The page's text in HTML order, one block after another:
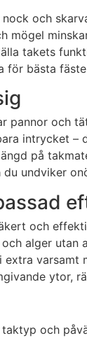
och
takets
för bästa
pannor och
intrycket –
på
undviker
och
alger utan
ytor,
och